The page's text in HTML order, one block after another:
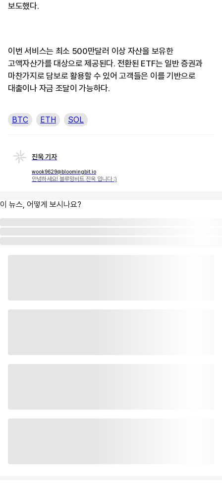
보도했다.
이번 서비스는 최소 500만달러 이상 자산을 보유한
고액자산가를 대상으로 제공된다. 전환된 ETF는 일반 증권과
마찬가지로 담보로 활용할 수 있어 고객들은 이를 기반으로
대출이나 자금 조달이 가능하다.
BTC ETH SOL
진욱 기자
wook9629@bloomingbit.io
안녕하세요! 블루밍비트 진욱 입니다 :)
이 뉴스, 어떻게 보시나요?